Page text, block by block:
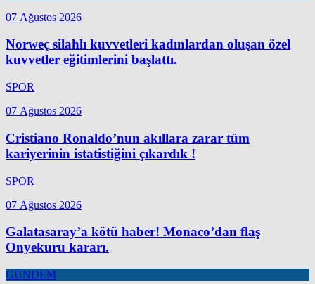
07 Ağustos 2026
Norweç silahlı kuvvetleri kadınlardan oluşan özel
kuvvetler eğitimlerini başlattı.
SPOR
07 Ağustos 2026
Cristiano Ronaldo’nun akıllara zarar tüm
kariyerinin istatistiğini çıkardık !
SPOR
07 Ağustos 2026
Galatasaray’a kötü haber! Monaco’dan flaş
Onyekuru kararı.
GÜNDEM